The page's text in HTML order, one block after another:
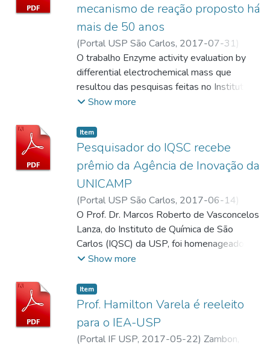
mecanismo de reação proposto há
mais de 50 anos
(Portal USP São Carlos, 2017-07-31)
Zambon, Sandra;ChemComm;Crespilho,
Frank;Zambon, Sandra; Redatora ;Crespilho,
Frank; Redator
O trabalho Enzyme activity evaluation by
differential electrochemical mass que
resultou das pesquisas feitas no Instituto
de Química de São Carlos (IQSC), será
periódico Chemical Communication
(ChemComm), publicado pela Royal Society
of Chemistry, considerada a maior sociedade
de apoio às ciências químicas da Europa.
Show more
Item
Pesquisador do IQSC recebe
prêmio da Agência de Inovação da
UNICAMP
(Portal USP São Carlos, 2017-06-14)
Zambon, Sandra;Lanza, Marcos Roberto de
Vasconcelos;Sartorelli, Juliana Ewers;
Zambon, Sandra; Redatora;Lanza, Marcos
Roberto de Vasconcelos; Redator
O Prof. Dr. Marcos Roberto de Vasconcelos
Lanza, do Instituto de Química de São
Carlos (IQSC) da USP, foi homenageado
com o prêmio "Inventores 2017”, categoria
INOVA – Agência de Inovação da
Universidade Estadual de Campinas
(UNICAMP).
Show more
Item
Prof. Hamilton Varela é reeleito
para o IEA-USP
(Portal IF USP, 2017-05-22) Zambon,